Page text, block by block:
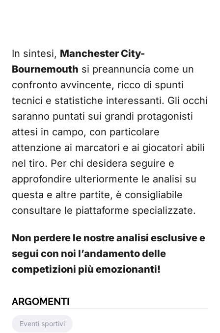
In sintesi, Manchester City-
Bournemouth si preannuncia come un
confronto avvincente, ricco di spunti
tecnici e statistiche interessanti. Gli occhi
saranno puntati sui grandi protagonisti
attesi in campo, con particolare
attenzione ai marcatori e ai giocatori abili
nel tiro. Per chi desidera seguire e
approfondire ulteriormente le analisi su
questa e altre partite, è consigliabile
consultare le piattaforme specializzate.
Non perdere le nostre analisi esclusive e
segui con noi l’andamento delle
competizioni più emozionanti!
ARGOMENTI
Eventi sportivi